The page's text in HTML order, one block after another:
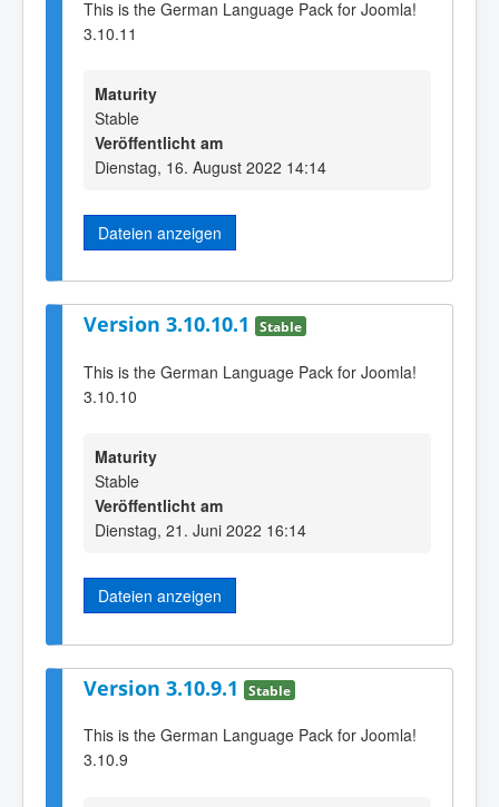
This is the German Language Pack for Joomla!
3.10.11
Maturity
Stable
Veröffentlicht am
Dienstag, 16. August 2022 14:14
Dateien anzeigen
Version 3.10.10.1 Stable
This is the German Language Pack for Joomla!
3.10.10
Maturity
Stable
Veröffentlicht am
Dienstag, 21. Juni 2022 16:14
Dateien anzeigen
Version 3.10.9.1 Stable
This is the German Language Pack for Joomla!
3.10.9